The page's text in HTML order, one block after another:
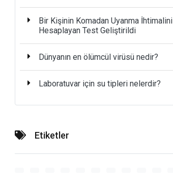
Bir Kişinin Komadan Uyanma İhtimalini
Hesaplayan Test Geliştirildi
Dünyanın en ölümcül virüsü nedir?
Laboratuvar için su tipleri nelerdir?
Etiketler